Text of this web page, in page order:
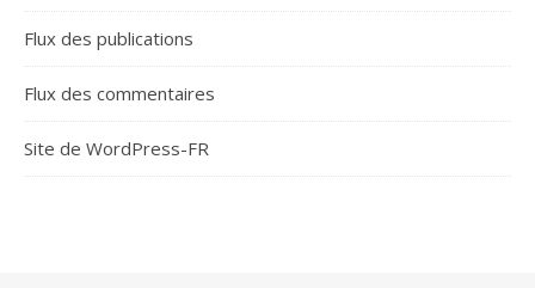
Flux des publications
Flux des commentaires
Site de WordPress-FR